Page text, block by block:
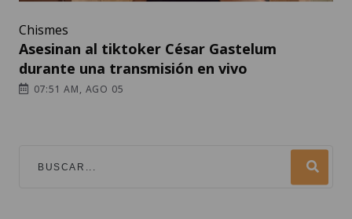
Chismes
Asesinan al tiktoker César Gastelum
durante una transmisión en vivo
07:51 AM, AGO 05